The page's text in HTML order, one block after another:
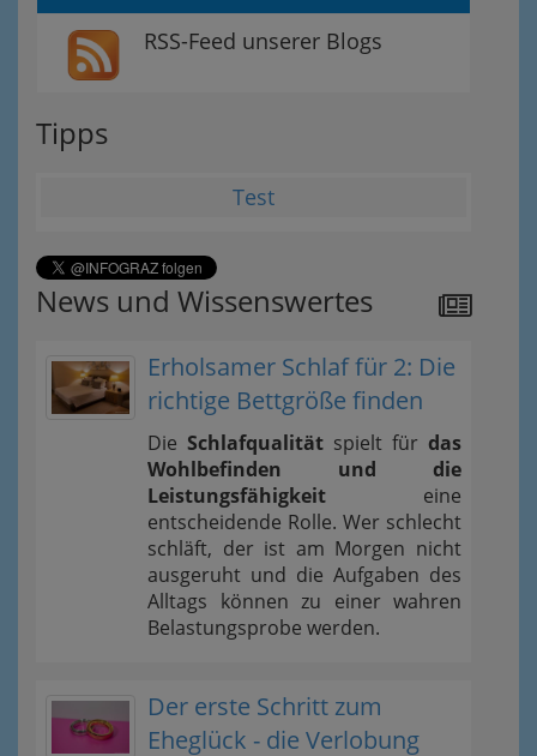
RSS-Feed unserer Blogs
Tipps
Test
News und Wissenswertes
Erholsamer Schlaf für 2: Die
richtige Bettgröße finden
Die Schlafqualität spielt für das
Wohlbefinden und die
Leistungsfähigkeit eine
entscheidende Rolle. Wer schlecht
schläft, der ist am Morgen nicht
ausgeruht und die Aufgaben des
Alltags können zu einer wahren
Belastungsprobe werden.
Der erste Schritt zum
Eheglück - die Verlobung